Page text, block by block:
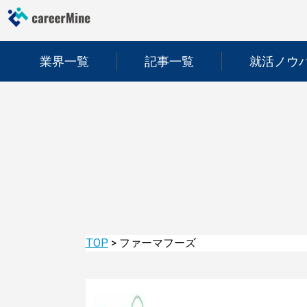
業界一覧 記事一覧 就活ノウ
TOP> ファーマフーズ